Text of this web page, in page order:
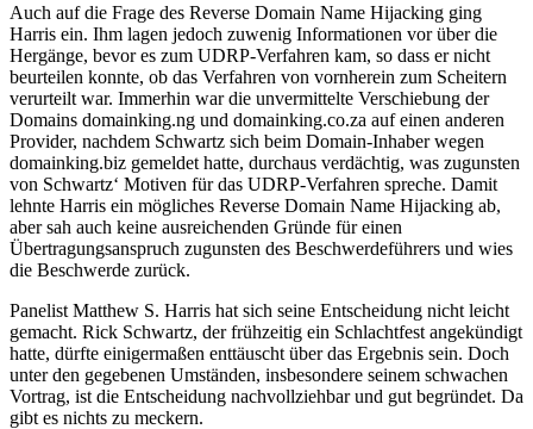
Auch auf die Frage des Reverse Domain Name Hijacking ging
Harris ein. Ihm lagen jedoch zuwenig Informationen vor über die
Hergänge, bevor es zum UDRP-Verfahren kam, so dass er nicht
beurteilen konnte, ob das Verfahren von vornherein zum Scheitern
verurteilt war. Immerhin war die unvermittelte Verschiebung der
Domains domainking.ng und domainking.co.za auf einen anderen
Provider, nachdem Schwartz sich beim Domain-Inhaber wegen
domainking.biz gemeldet hatte, durchaus verdächtig, was zugunsten
von Schwartz‘ Motiven für das UDRP-Verfahren spreche. Damit
lehnte Harris ein mögliches Reverse Domain Name Hijacking ab,
aber sah auch keine ausreichenden Gründe für einen
Übertragungsanspruch zugunsten des Beschwerdeführers und wies
die Beschwerde zurück.
Panelist Matthew S. Harris hat sich seine Entscheidung nicht leicht
gemacht. Rick Schwartz, der frühzeitig ein Schlachtfest angekündigt
hatte, dürfte einigermaßen enttäuscht über das Ergebnis sein. Doch
unter den gegebenen Umständen, insbesondere seinem schwachen
Vortrag, ist die Entscheidung nachvollziehbar und gut begründet. Da
gibt es nichts zu meckern.